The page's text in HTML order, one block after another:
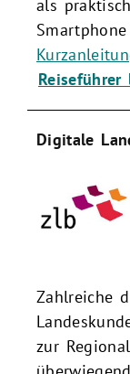
als
Reiseführer
Digitale
Zahlreiche
zur